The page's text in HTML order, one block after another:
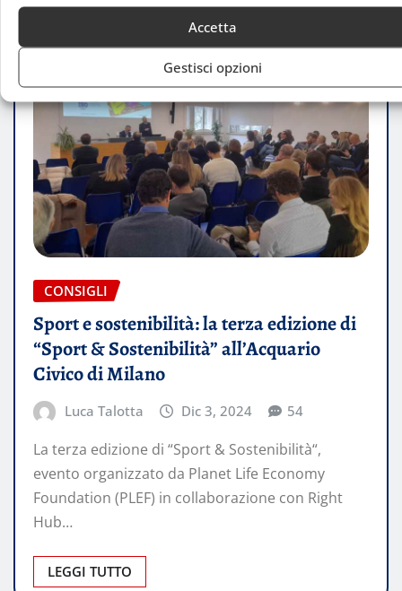
Accetta
Gestisci opzioni
CONSIGLI
Sport e sostenibilità: la terza edizione di
“Sport & Sostenibilità” all’Acquario
Civico di Milano
Luca Talotta Dic 3, 2024 54
La terza edizione di “Sport & Sostenibilità“,
evento organizzato da Planet Life Economy
Foundation (PLEF) in collaborazione con Right
Hub…
LEGGI TUTTO